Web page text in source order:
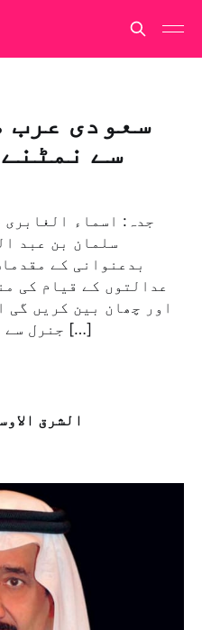
سعودی عرب
سے
سلمان بن عبد
بدعنوانی کے
عدالتوں کے قیام کی
اور چھان بین کریں گی
جنرل سے منسلک ہونگی۔ کل اٹارنی […]
الشرق